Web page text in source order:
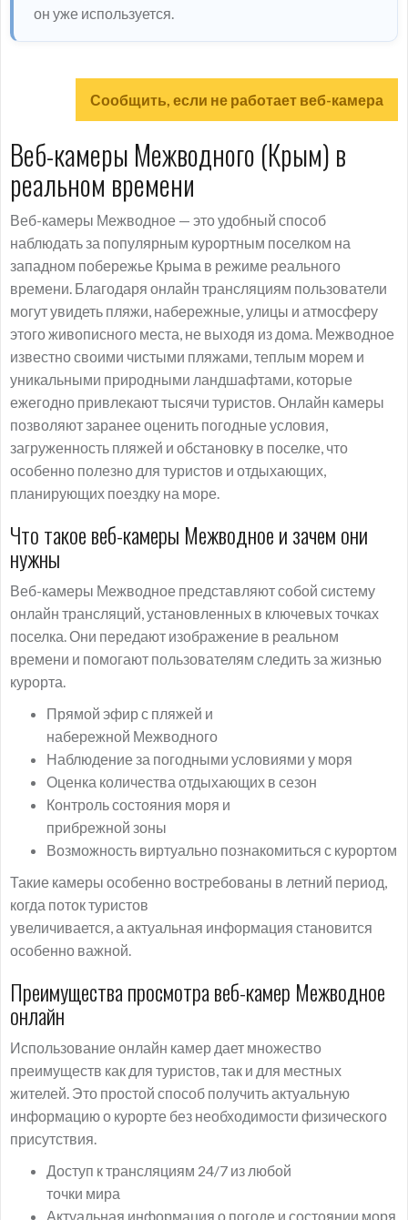
он уже используется.
Сообщить, если не работает веб-камера
Веб-камеры Межводного (Крым) в
реальном времени
Веб-камеры Межводное — это удобный способ
наблюдать за популярным курортным поселком на
западном побережье Крыма в режиме реального
времени. Благодаря онлайн трансляциям пользователи
могут увидеть пляжи, набережные, улицы и атмосферу
этого живописного места, не выходя из дома. Межводное
известно своими чистыми пляжами, теплым морем и
уникальными природными ландшафтами, которые
ежегодно привлекают тысячи туристов. Онлайн камеры
позволяют заранее оценить погодные условия,
загруженность пляжей и обстановку в поселке, что
особенно полезно для туристов и отдыхающих,
планирующих поездку на море.
Что такое веб-камеры Межводное и зачем они
нужны
Веб-камеры Межводное представляют собой систему
онлайн трансляций, установленных в ключевых точках
поселка. Они передают изображение в реальном
времени и помогают пользователям следить за жизнью
курорта.
Прямой эфир с пляжей и
набережной Межводного
Наблюдение за погодными условиями у моря
Оценка количества отдыхающих в сезон
Контроль состояния моря и
прибрежной зоны
Возможность виртуально познакомиться с курортом
Такие камеры особенно востребованы в летний период,
когда поток туристов
увеличивается, а актуальная информация становится
особенно важной.
Преимущества просмотра веб-камер Межводное
онлайн
Использование онлайн камер дает множество
преимуществ как для туристов, так и для местных
жителей. Это простой способ получить актуальную
информацию о курорте без необходимости физического
присутствия.
Доступ к трансляциям 24/7 из любой
точки мира
Актуальная информация о погоде и состоянии моря